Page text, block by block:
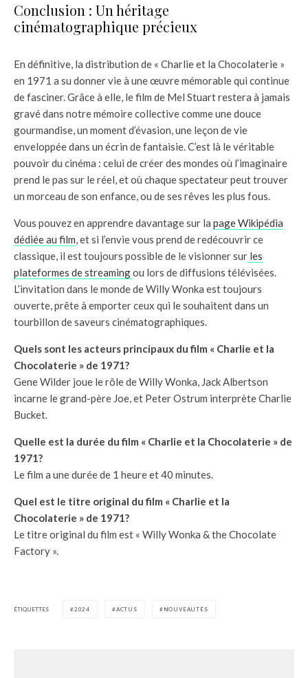
Conclusion : Un héritage
cinématographique précieux
En définitive, la distribution de « Charlie et la Chocolaterie »
en 1971 a su donner vie à une œuvre mémorable qui continue
de fasciner. Grâce à elle, le film de Mel Stuart restera à jamais
gravé dans notre mémoire collective comme une douce
gourmandise, un moment d’évasion, une leçon de vie
enveloppée dans un écrin de fantaisie. C’est là le véritable
pouvoir du cinéma : celui de créer des mondes où l’imaginaire
prend le pas sur le réel, et où chaque spectateur peut trouver
un morceau de son enfance, ou de ses rêves les plus fous.
Vous pouvez en apprendre davantage sur la page Wikipédia
dédiée au film, et si l’envie vous prend de redécouvrir ce
classique, il est toujours possible de le visionner sur les
plateformes de streamingou lors de diffusions télévisées.
L’invitation dans le monde de Willy Wonka est toujours
ouverte, prête à emporter ceux qui le souhaitent dans un
tourbillon de saveurs cinématographiques.
Quels sont les acteurs principaux du film « Charlie et la
Chocolaterie » de 1971?
Gene Wilder joue le rôle de Willy Wonka, Jack Albertson
incarne le grand-père Joe, et Peter Ostrum interprète Charlie
Bucket.
Quelle est la durée du film « Charlie et la Chocolaterie » de
1971?
Le film a une durée de 1 heure et 40 minutes.
Quel est le titre original du film « Charlie et la
Chocolaterie » de 1971?
Le titre original du film est « Willy Wonka & the Chocolate
Factory ».
ÉTIQUETTES 2024 ACTUS NOUVEAUTÉS